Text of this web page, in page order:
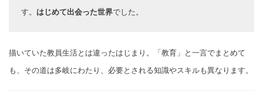
す。 はじめて出会った世界でした。
描いていた教員生活とは違ったはじまり。「教育」と一言でまとめて
も、その道は多岐にわたり、必要とされる知識やスキルも異なります。